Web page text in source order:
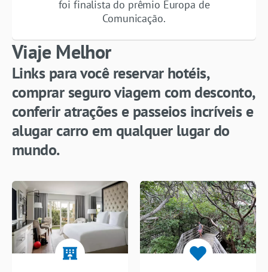
foi finalista do prêmio Europa de
Comunicação.
Viaje Melhor
Links para você reservar hotéis,
comprar seguro viagem com desconto,
conferir atrações e passeios incríveis e
alugar carro em qualquer lugar do
mundo.